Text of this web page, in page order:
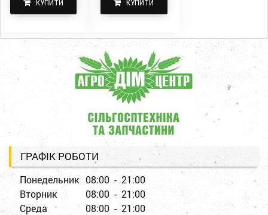
КУПИТИ КУПИТИ
ГРАФІК РОБОТИ
Понедельник 08:00 - 21:00
Вторник
08:00 - 21:00
Среда
08:00 - 21:00